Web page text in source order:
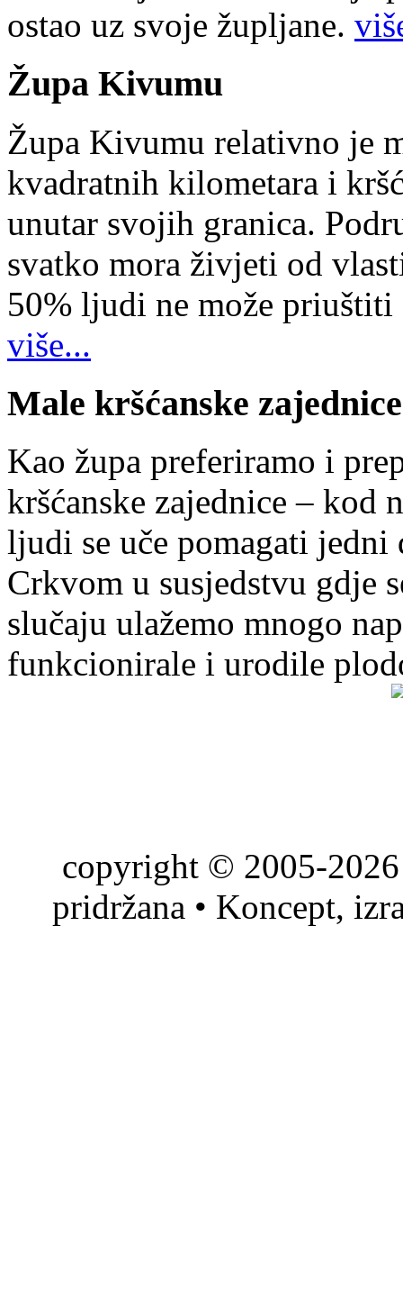
ostao uz svoje župljane.
Župa Kivumu
Župa Kivumu relativno je
kvadratnih kilometara i
unutar svojih granica.
svatko mora živjeti od
50% ljudi ne može
više...
Male kršćanske zajednice
Kao župa preferiramo i
kršćanske zajednice – kod
ljudi se uče pomagati
Crkvom u susjedstvu gdje
slučaju ulažemo mnogo
funkcionirale i urodile
copyright © 2005-
pridržana • Koncept,